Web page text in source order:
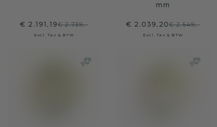
€ 2.191,19€ 2.739,-
Excl. Tax & BTW
mm
€ 2.039,20€ 2.549,-
Excl. Tax & BTW